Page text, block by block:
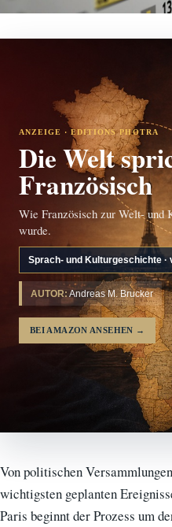
ANZEIGE · EDITIONS PHOTRA
Die Welt
Französisch
Wie Französisch zur Welt- und
wurde.
Sprach- und Kulturgeschichte
AUTOR: Andreas M. Brucker
BEI AMAZON ANSEHEN →
Von politischen
wichtigsten geplanten
Paris beginnt der Prozess um